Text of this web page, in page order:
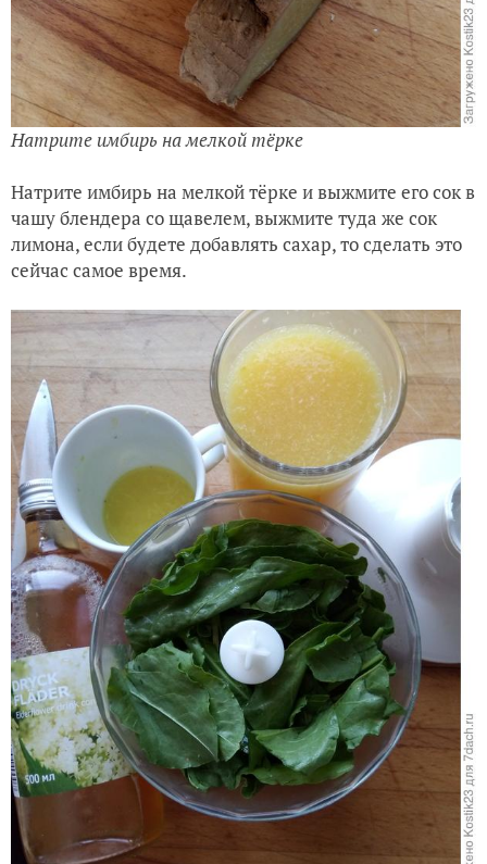
Натрите имбирь на мелкой тёрке
Натрите имбирь на мелкой тёрке и выжмите его сок в
чашу блендера со щавелем, выжмите туда же сок
лимона, если будете добавлять сахар, то сделать это
сейчас самое время.